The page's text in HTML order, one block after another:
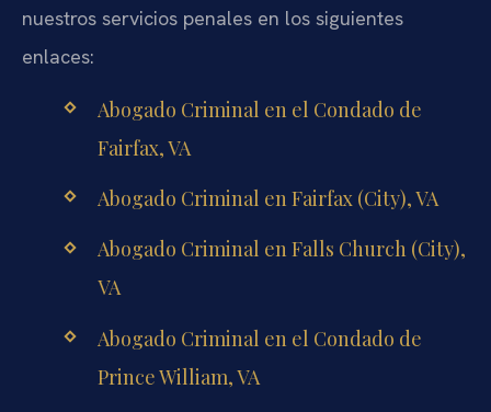
nuestros servicios penales en los siguientes
enlaces:
Abogado Criminal en el Condado de
Fairfax, VA
Abogado Criminal en Fairfax (City), VA
Abogado Criminal en Falls Church (City),
VA
Abogado Criminal en el Condado de
Prince William, VA